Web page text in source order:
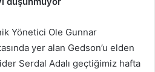
Yönetici Ole Gunnar
yer alan Gedson’u elden
Serdal Adalı geçtiğimiz hafta